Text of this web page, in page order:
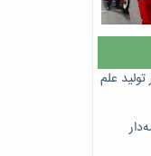
در تولید علم